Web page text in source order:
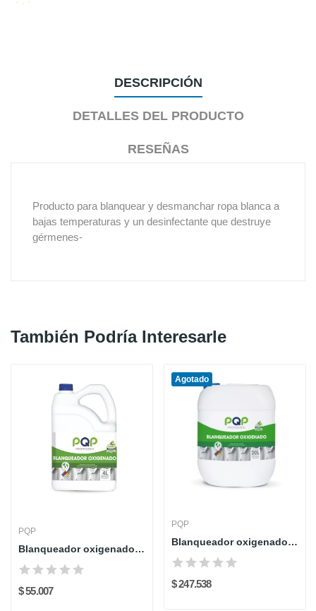
DESCRIPCIÓN
DETALLES DEL PRODUCTO
RESEÑAS
Producto para blanquear y desmanchar ropa blanca a
bajas temperaturas y un desinfectante que destruye
gérmenes-
También Podría Interesarle
PQP
Blanqueador oxigenado - 4L - PQP
$ 55.007
Agotado
PQP
Blanqueador oxigenado - 20L - PQP
$ 247.538